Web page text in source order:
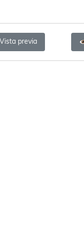
Vista previa